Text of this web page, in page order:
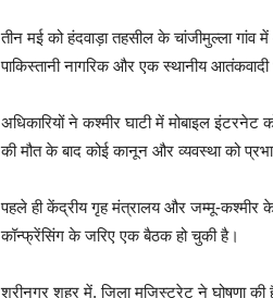
तीन मई को हंदवाड़ा तहसील के चांजीमुल्ला गांव
पाकिस्तानी नागरिक और एक स्थानीय
अधिकारियों ने कश्मीर घाटी में मोबाइल
की मौत के बाद कोई कानून और व्यवस्था को
पहले ही केंद्रीय गृह मंत्रालय और जम्मू-कश्मीर के
कॉन्फ्रेंसिंग के जरिए एक बैठक हो चुकी है।
श्रीनगर शहर में, जिला मजिस्ट्रेट ने घोषणा की